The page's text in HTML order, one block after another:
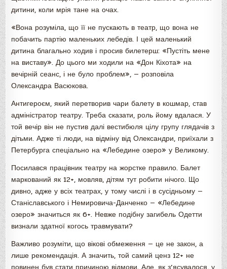
дитини, коли мрія тане на очах.
«Вона розуміла, що її не пускають в театр, що вона не
побачить партію маленьких лебедів. І цей маленький
дитина благально ходив і просив билетерш: «Пустіть мене
на виставу». До цього ми ходили на «Дон Кіхота» на
вечірній сеанс, і не було проблем», — розповіла
Олександра Васюкова.
Антигероєм, який перетворив чари балету в кошмар, став
адміністратор театру. Треба сказати, роль йому вдалася. У
той вечір він не пустив далі вестибюля цілу групу глядачів з
дітьми. Адже ті люди, на відміну від Олександри, приїхали з
Петербурга спеціально на «Лебедине озеро» у Великому.
Посилався працівник театру на жорстке правило. Балет
маркований як 12+, мовляв, дітям тут робити нічого. Що
дивно, адже у всіх театрах, у тому числі і в сусідньому —
Станіславського і Немировича-Данченко — «Лебедине
озеро» значиться як 6+. Невже подібну загибель Одетти
визнали здатної когось травмувати?
Важливо розуміти, що вікові обмеження — це не закон, а
лише рекомендація. А значить, той самий ценз 12+ не